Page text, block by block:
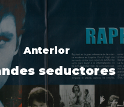
Anterior
seductores